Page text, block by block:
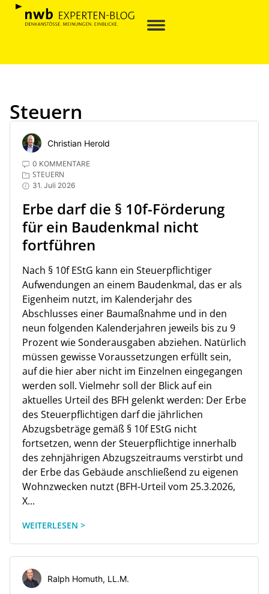
Steuern
Christian Herold
0 KOMMENTARE
STEUERN
31. Juli 2026
Erbe darf die § 10f-Förderung
für ein Baudenkmal nicht
fortführen
Nach § 10f EStG kann ein Steuerpflichtiger
Aufwendungen an einem Baudenkmal, das er als
Eigenheim nutzt, im Kalenderjahr des
Abschlusses einer Baumaßnahme und in den
neun folgenden Kalenderjahren jeweils bis zu 9
Prozent wie Sonderausgaben abziehen. Natürlich
müssen gewisse Voraussetzungen erfüllt sein,
auf die hier aber nicht im Einzelnen eingegangen
werden soll. Vielmehr soll der Blick auf ein
aktuelles Urteil des BFH gelenkt werden: Der Erbe
des Steuerpflichtigen darf die jährlichen
Abzugsbeträge gemäß § 10f EStG nicht
fortsetzen, wenn der Steuerpflichtige innerhalb
des zehnjährigen Abzugszeitraums verstirbt und
der Erbe das Gebäude anschließend zu eigenen
Wohnzwecken nutzt (BFH-Urteil vom 25.3.2026,
X...
WEITERLESEN >
Ralph Homuth, LL.M.